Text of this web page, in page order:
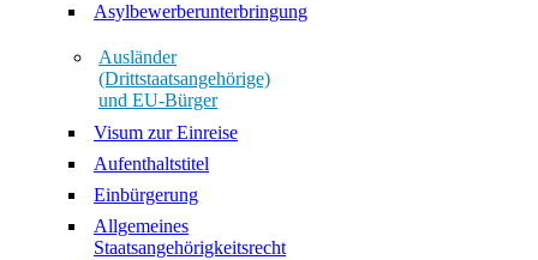
Asylbewerberunterbringung
Ausländer
(Drittstaatsangehörige)
und EU-Bürger
Visum zur Einreise
Aufenthaltstitel
Einbürgerung
Allgemeines
Staatsangehörigkeitsrecht